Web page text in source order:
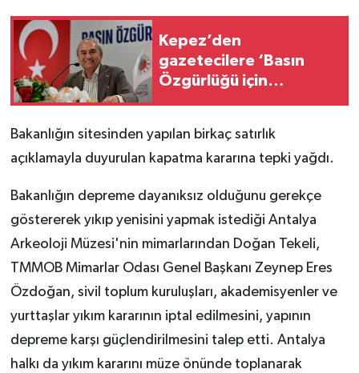
Kepez’den
gazetecilere ‘Basın
Özgürlüğü için
Bakanlığın sitesinden yapılan birkaç satırlık
açıklamayla duyurulan kapatma kararına tepki yağdı.
Bakanlığın depreme dayanıksız olduğunu gerekçe
göstererek yıkıp yenisini yapmak istediği Antalya
Arkeoloji Müzesi'nin mimarlarından Doğan Tekeli,
TMMOB Mimarlar Odası Genel Başkanı Zeynep Eres
Özdoğan, sivil toplum kuruluşları, akademisyenler ve
yurttaşlar yıkım kararının iptal edilmesini, yapının
depreme karşı güçlendirilmesini talep etti. Antalya
halkı da yıkım kararını müze önünde toplanarak